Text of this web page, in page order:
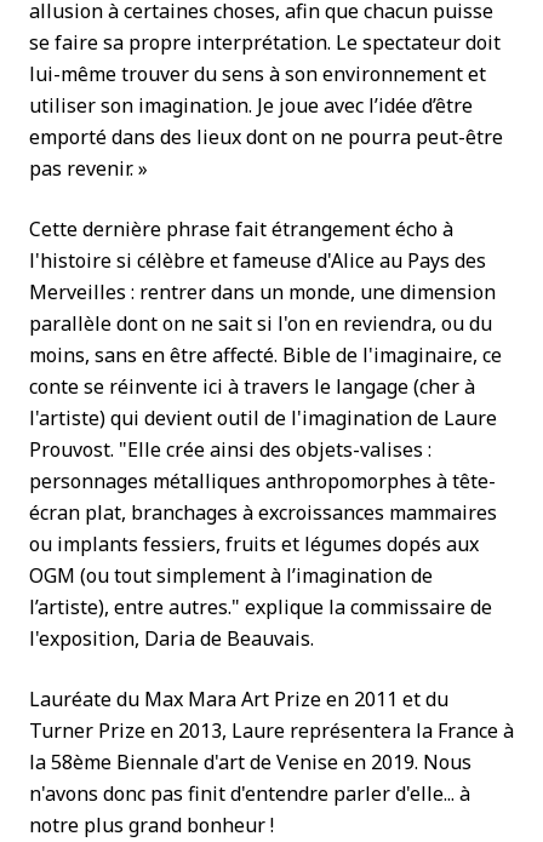
allusion à certaines choses, afin que chacun puisse
se faire sa propre interprétation. Le spectateur doit
lui-même trouver du sens à son environnement et
utiliser son imagination. Je joue avec l’idée d’être
emporté dans des lieux dont on ne pourra peut-être
pas revenir. »
Cette dernière phrase fait étrangement écho à
l'histoire si célèbre et fameuse d'Alice au Pays des
Merveilles : rentrer dans un monde, une dimension
parallèle dont on ne sait si l'on en reviendra, ou du
moins, sans en être affecté. Bible de l'imaginaire, ce
conte se réinvente ici à travers le langage (cher à
l'artiste) qui devient outil de l'imagination de Laure
Prouvost. "Elle crée ainsi des objets-valises :
personnages métalliques anthropomorphes à tête-
écran plat, branchages à excroissances mammaires
ou implants fessiers, fruits et légumes dopés aux
OGM (ou tout simplement à l’imagination de
l’artiste), entre autres." explique la commissaire de
l'exposition, Daria de Beauvais.
Lauréate du Max Mara Art Prize en 2011 et du
Turner Prize en 2013, Laure représentera la France à
la 58ème Biennale d'art de Venise en 2019. Nous
n'avons donc pas finit d'entendre parler d'elle... à
notre plus grand bonheur !